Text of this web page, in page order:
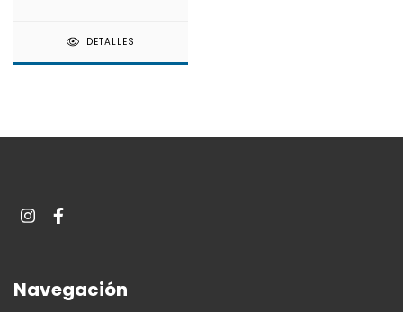
DETALLES
Navegación